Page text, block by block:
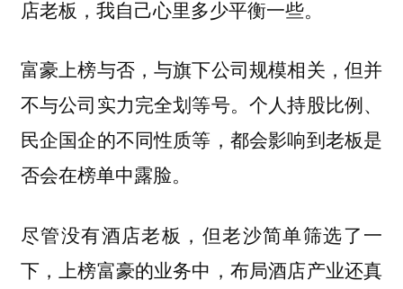
店老板，我自己心里多少平衡一些。
富豪上榜与否，与旗下公司规模相关，但并
不与公司实力完全划等号。个人持股比例、
民企国企的不同性质等，都会影响到老板是
否会在榜单中露脸。
尽管没有酒店老板，但老沙简单筛选了一
下，上榜富豪的业务中，布局酒店产业还真